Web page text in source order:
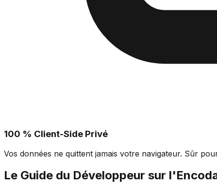
100 % Client-Side Privé
Vos données ne quittent jamais votre navigateur. Sûr
Le Guide du Développeur sur